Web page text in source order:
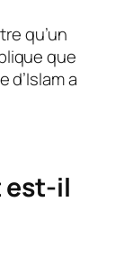
qu’un
que
a
est-il